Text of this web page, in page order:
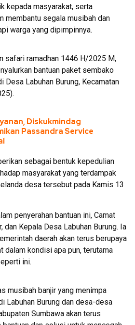
kepada masyarakat, serta
membantu segala musibah dan
warga yang dipimpinnya.
safari ramadhan 1446 H/2025 M,
bantuan paket sembako
Desa Labuhan Burung, Kecamatan
Diskukmindag
Passandra Service
sebagai bentuk kepedulian
masyarakat yang terdampak
desa tersebut pada Kamis 13
penyerahan bantuan ini, Camat
dan Kepala Desa Labuhan Burung. Ia
daerah akan terus berupaya
dalam kondisi apa pun, terutama
ini.
musibah banjir yang menimpa
Labuhan Burung dan desa-desa
Sumbawa akan terus